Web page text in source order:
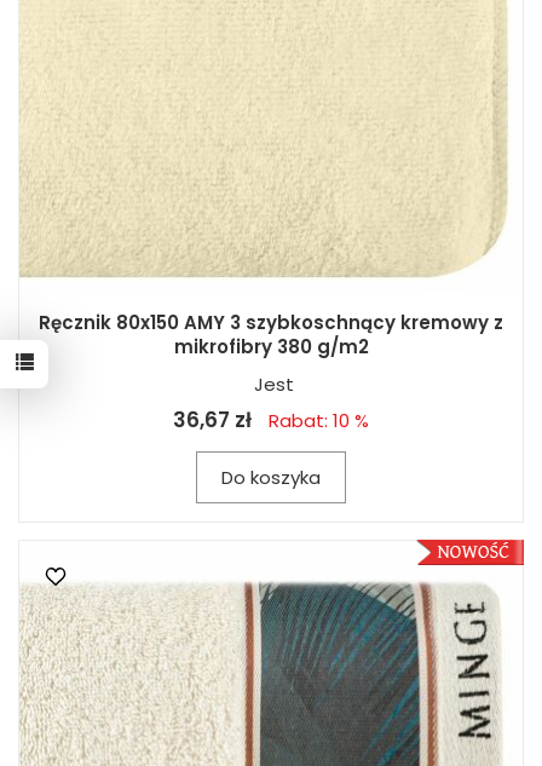
Ręcznik 80x150 AMY 3 szybkoschnący kremowy z
mikrofibry 380 g/m2
Jest
36,67 zł Rabat: 10 %
Do koszyka